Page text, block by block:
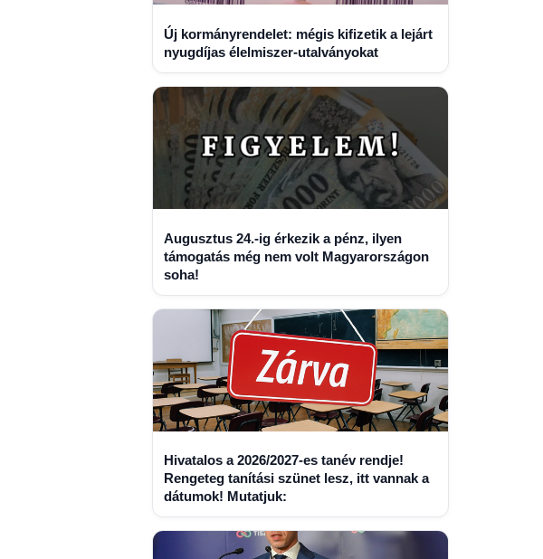
Új kormányrendelet: mégis kifizetik a lejárt
nyugdíjas élelmiszer-utalványokat
Augusztus 24.-ig érkezik a pénz, ilyen
támogatás még nem volt Magyarországon
soha!
Hivatalos a 2026/2027-es tanév rendje!
Rengeteg tanítási szünet lesz, itt vannak a
dátumok! Mutatjuk: